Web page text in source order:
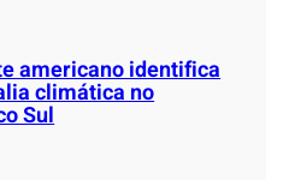
americano identifica
climática no
Sul